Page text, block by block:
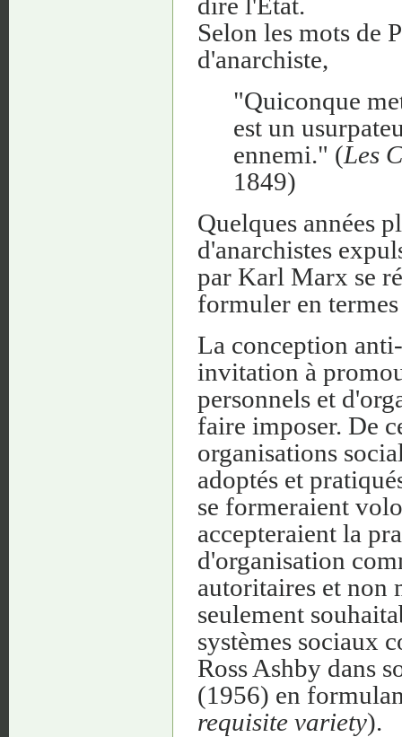
Selon les mots de
d'anarchiste,
"Quiconque
est un
ennemi." (Les
1849)
Quelques années
d'anarchistes
par Karl Marx se
formuler en
La conception
invitation à
personnels et
faire imposer. De
organisations
adoptés et
se formeraient
accepteraient la
d'organisation
autoritaires et non
seulement
systèmes sociaux
Ross Ashby dans
(1956) en
requisite variety).